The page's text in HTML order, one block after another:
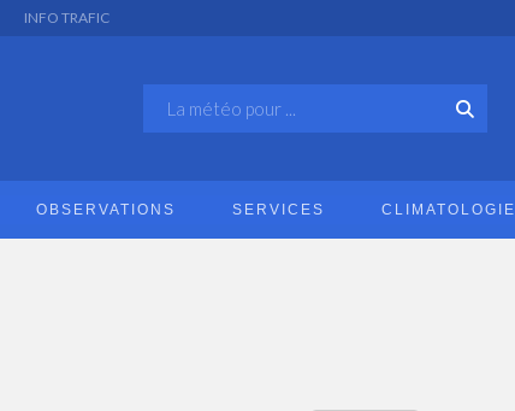
INFO TRAFIC
OBSERVATIONS SERVICES CLIMATOLOGIE